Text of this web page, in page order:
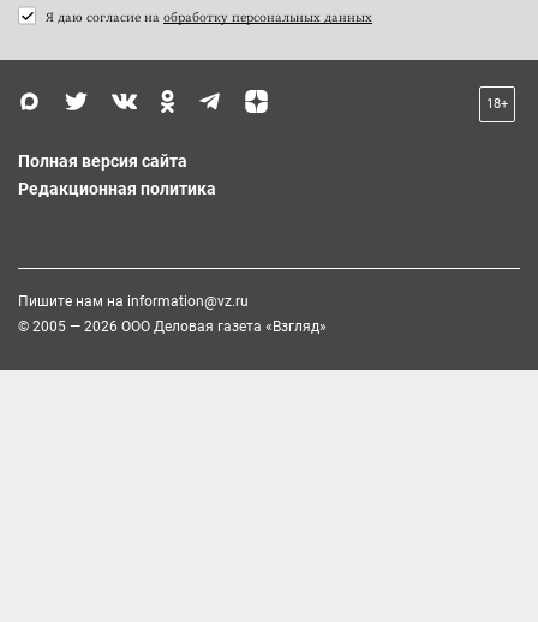
Я даю согласие на обработку персональных данных
18+
Полная версия сайта
Редакционная политика
Пишите нам на information@vz.ru
© 2005 — 2026 ООО Деловая газета «Взгляд»